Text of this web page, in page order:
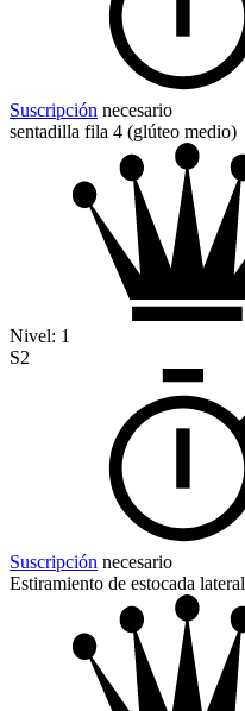
Suscripción necesario
sentadilla fila 4 (glúteo medio)
Nivel: 1
S2
Suscripción necesario
Estiramiento de estocada lateral